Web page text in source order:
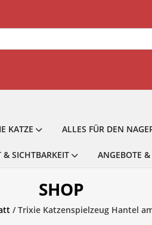
KATZE ALLES FÜR DEN
& SICHTBARKEIT ANGEBOTE
SHOP
/ Trixie Katzenspielzeug Hantel